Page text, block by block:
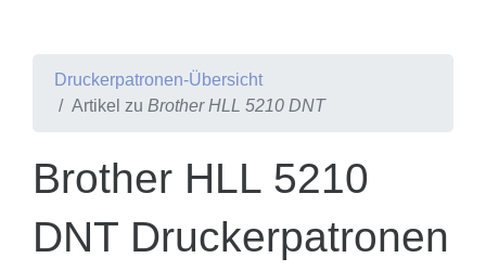
Druckerpatronen-Übersicht
Artikel zu Brother HLL 5210 DNT
Brother HLL 5210
DNT Druckerpatronen